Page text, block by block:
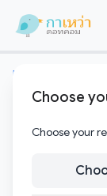
Choose
Choose your
เทคโนโลยีอัพเดต
เลิกพก
ฟีเจอร์ค